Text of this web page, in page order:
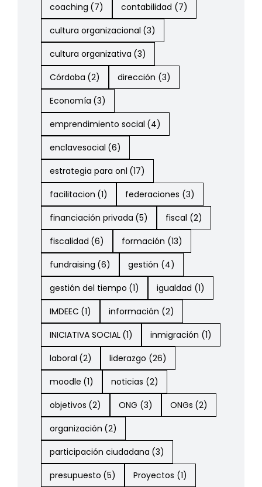
coaching (7) contabilidad (7)
cultura organizacional (3)
cultura organizativa (3)
Córdoba (2) dirección (3)
Economía (3)
emprendimiento social (4)
enclavesocial (6)
estrategia para onl (17)
facilitacion (1) federaciones (3)
financiación privada (5) fiscal (2)
fiscalidad (6) formación (13)
fundraising (6) gestión (4)
gestión del tiempo (1) igualdad (1)
IMDEEC (1) información (2)
INICIATIVA SOCIAL (1) inmigración (1)
laboral (2) liderazgo (26)
moodle (1) noticias (2)
objetivos (2) ONG (3) ONGs (2)
organización (2)
participación ciudadana (3)
presupuesto (5) Proyectos (1)